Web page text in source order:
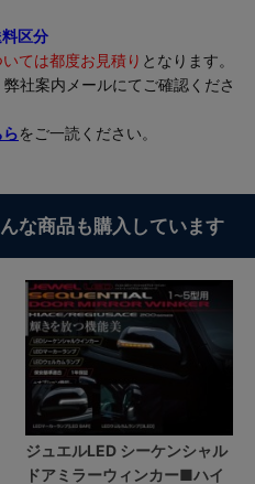
区分
ては都度お見積り となります。
社案内メールにてご確認くださ
をご一読ください。
な商品も購入しています
ジュエルLED シーケンシャル
ドアミラーウィンカー■ハイ